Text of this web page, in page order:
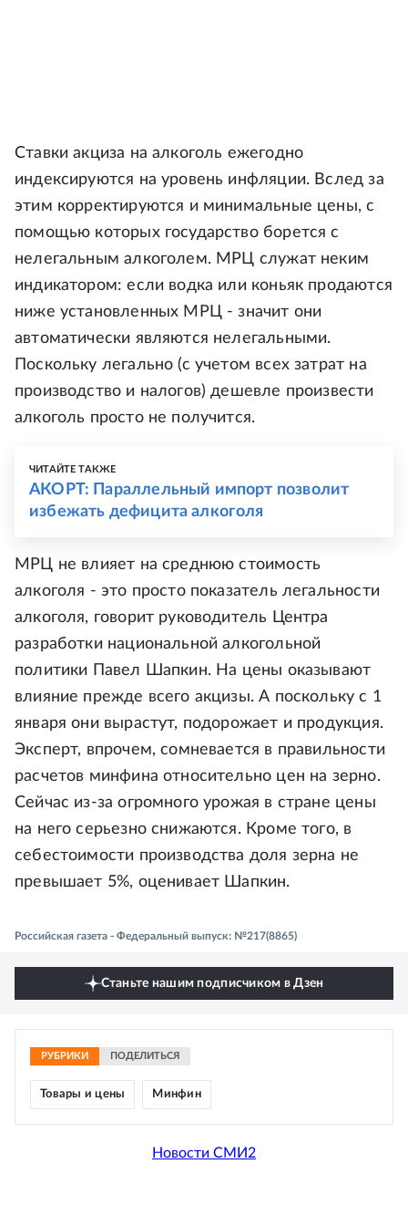
Ставки акциза на алкоголь ежегодно
индексируются на уровень инфляции. Вслед за
этим корректируются и минимальные цены, с
помощью которых государство борется с
нелегальным алкоголем. МРЦ служат неким
индикатором: если водка или коньяк продаются
ниже установленных МРЦ - значит они
автоматически являются нелегальными.
Поскольку легально (с учетом всех затрат на
производство и налогов) дешевле произвести
алкоголь просто не получится.
ЧИТАЙТЕ ТАКЖЕ
АКОРТ: Параллельный импорт позволит
избежать дефицита алкоголя
МРЦ не влияет на среднюю стоимость
алкоголя - это просто показатель легальности
алкоголя, говорит руководитель Центра
разработки национальной алкогольной
политики Павел Шапкин. На цены оказывают
влияние прежде всего акцизы. А поскольку с 1
января они вырастут, подорожает и продукция.
Эксперт, впрочем, сомневается в правильности
расчетов минфина относительно цен на зерно.
Сейчас из-за огромного урожая в стране цены
на него серьезно снижаются. Кроме того, в
себестоимости производства доля зерна не
превышает 5%, оценивает Шапкин.
Российская газета - Федеральный выпуск: №217(8865)
Станьте нашим подписчиком в Дзен
РУБРИКИ ПОДЕЛИТЬСЯ
Товары и цены Минфин
Новости СМИ2